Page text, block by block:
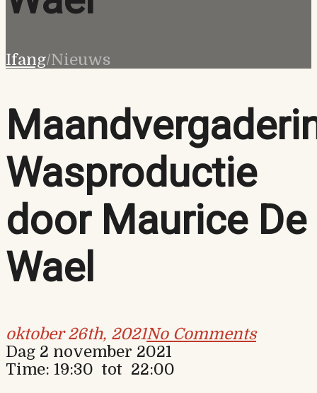
Ifang/Nieuws
Wasproductie
door Maurice De
Wael
oktober 26th, 2021No Comments
Dag 2 november 2021
Time: 19:30 tot 22:00